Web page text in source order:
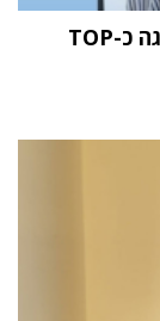
מחקר STKI השנתי: וואן טכנולוגיות דורגה כ-TOP